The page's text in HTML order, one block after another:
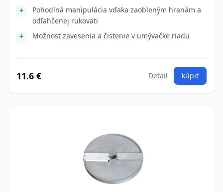
Pohodlná manipulácia vďaka zaobleným hranám a
odľahčenej rukoväti
Možnosť zavesenia a čistenie v umývačke riadu
11.6 € Detail kúpiť